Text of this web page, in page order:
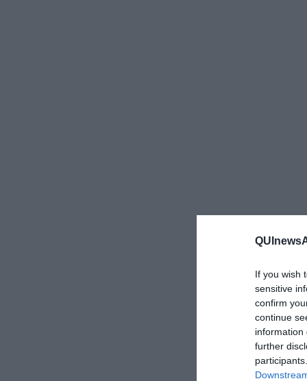
If you wish
sensitive
confirm
continue
information
further